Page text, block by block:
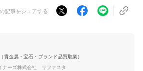
記事をシェアする
（貴金属・宝石・ブランド品買取業）
ナーズ株式会社 リファスタ